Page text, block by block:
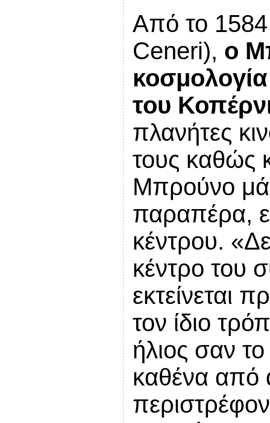
Από το
Ceneri), ο
του
πλανήτες
τους καθώς
Μπρούνο
παραπέρα,
κέντρου.
κέντρο του
εκτείνεται
τον ίδιο
ήλιος σαν
καθένα από